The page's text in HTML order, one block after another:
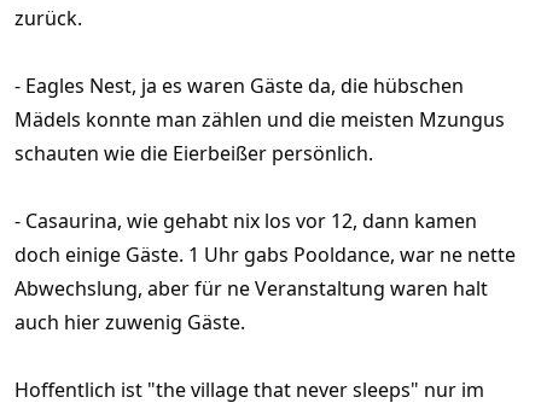
zurück.
- Eagles Nest, ja es waren Gäste da, die hübschen
Mädels konnte man zählen und die meisten Mzungus
schauten wie die Eierbeißer persönlich.
- Casaurina, wie gehabt nix los vor 12, dann kamen
doch einige Gäste. 1 Uhr gabs Pooldance, war ne nette
Abwechslung, aber für ne Veranstaltung waren halt
auch hier zuwenig Gäste.
Hoffentlich ist "the village that never sleeps" nur im